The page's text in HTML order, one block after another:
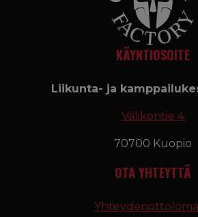
KÄYNTIOSOITE
Liikunta- ja
Väliköntie 4
70700 Kuopio
OTA YHTEYTTÄ